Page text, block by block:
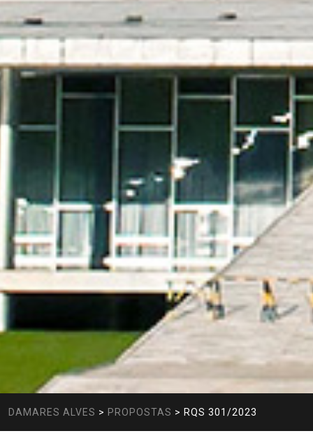
DAMARES ALVES > PROPOSTAS > RQS 301/2023